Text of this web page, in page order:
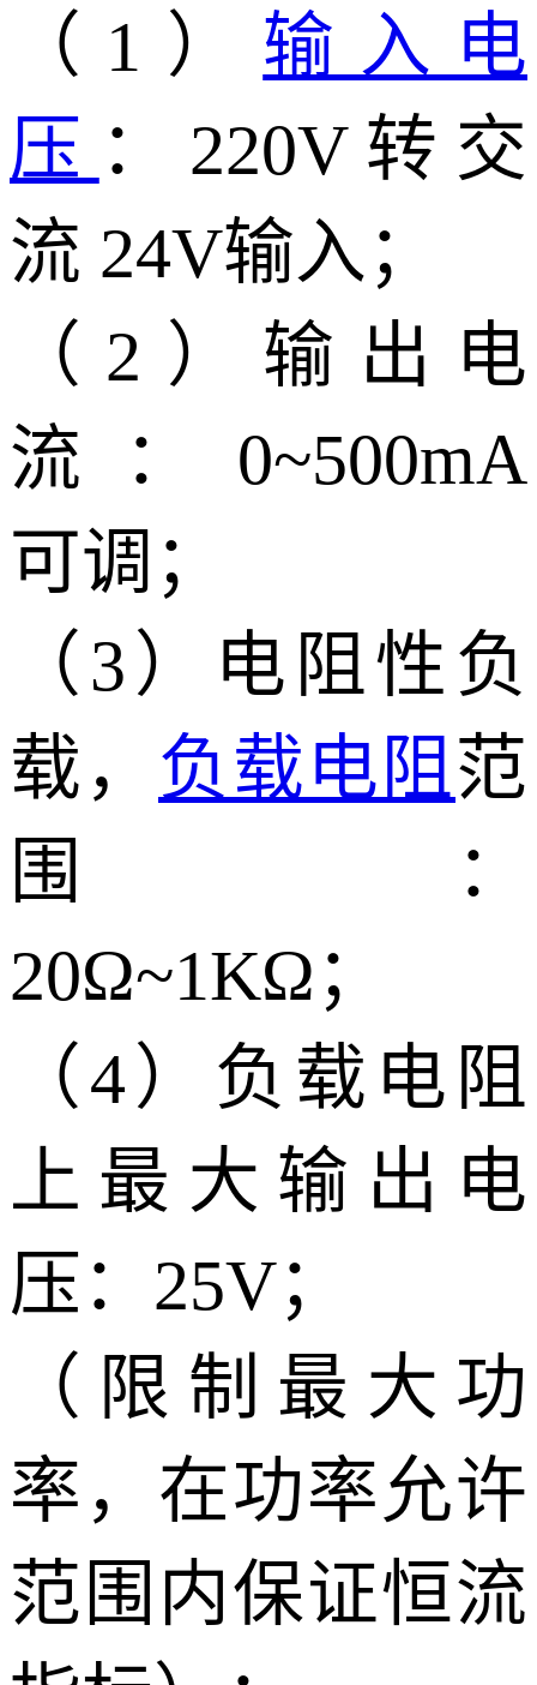
（1） 输入电
压 ：220V转交
流 24V输入；
（2）输出电
流：0~500mA
可调；
（3）电阻性负
载， 负载电阻范
围：
20Ω~1KΩ；
（4）负载电阻
上最大输出电
压：25V；
（限制最大功
率，在功率允许
范围内保证恒流